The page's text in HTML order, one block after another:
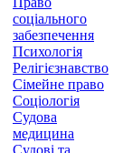
соціального
забезпечення
Психологія
Релігієзнавство
Сімейне право
Соціологія
Судова
медицина
Судові та